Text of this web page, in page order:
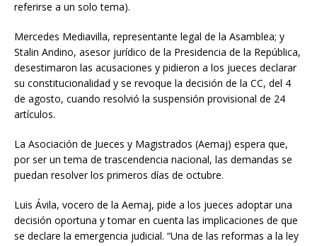
referirse a un solo tema).
Mercedes Mediavilla, representante legal de la Asamblea; y
Stalin Andino, asesor jurídico de la Presidencia de la República,
desestimaron las acusaciones y pidieron a los jueces declarar
su constitucionalidad y se revoque la decisión de la CC, del 4
de agosto, cuando resolvió la suspensión provisional de 24
artículos.
La Asociación de Jueces y Magistrados (Aemaj) espera que,
por ser un tema de trascendencia nacional, las demandas se
puedan resolver los primeros días de octubre.
Luis Ávila, vocero de la Aemaj, pide a los jueces adoptar una
decisión oportuna y tomar en cuenta las implicaciones de que
se declare la emergencia judicial. “Una de las reformas a la ley